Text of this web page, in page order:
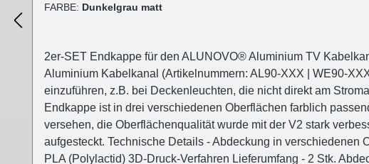
FARBE: Dunkelgrau matt
2er-SET Endkappe für den ALUNOVO® Aluminium TV
Aluminium Kabelkanal (Artikelnummern: AL90-XXX | WE90-
einzuführen, z.B. bei Deckenleuchten, die nicht direkt am
Endkappe ist in drei verschiedenen Oberflächen farblich
versehen, die Oberflächenqualität wurde mit der V2 stark
aufgesteckt. Technische Details - Abdeckung in verschiedenen
PLA (Polylactid) 3D-Druck-Verfahren